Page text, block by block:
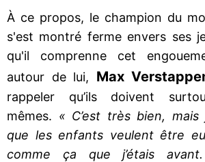
À ce propos, le champion du
s'est montré ferme envers ses
qu'il comprenne cet
autour de lui, Max
rappeler qu’ils doivent
mêmes. « C’est très bien, mais
que les enfants veulent être
comme ça que j’étais